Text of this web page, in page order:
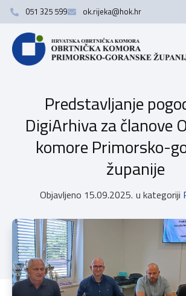
051 325 599 ok.rijeka@hok.hr
Predstavljanje
DigiArhiva za članove
komore Primorsko-
županije
Objavljeno 15.09.2025. u kategoriji